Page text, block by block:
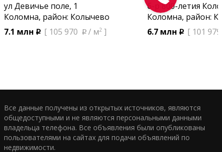
ул Девичье поле, 1
Коломна, район: Колычево
7.1 млн p [ 105 970 p / м2 ]
б-р 800-летия
Коломна, район:
6.7 млн p [ 101 979
Все данные получены из открытых источников, являются
общедоступными и не являются персональными данными
владельца телефона. Все объявления были опубликованы
пользователями на сайтах для подачи объявлений по
недвижимости.